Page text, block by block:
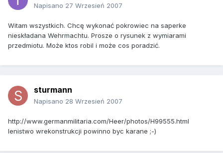
Napisano 27 Wrzesień 2007
Witam wszystkich. Chcę wykonać pokrowiec na saperke
nieskładana Wehrmachtu. Prosze o rysunek z wymiarami
przedmiotu. Może ktos robil i może cos poradzić.
sturmann
Napisano 28 Wrzesień 2007
http://www.germanmilitaria.com/Heer/photos/H99555.html
lenistwo wrekonstrukcji powinno byc karane ;-)